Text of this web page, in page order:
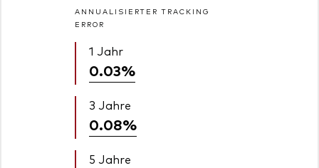
ANNUALISIERTER TRACKING
ERROR
1 Jahr
0.03%
3 Jahre
0.08%
5 Jahre